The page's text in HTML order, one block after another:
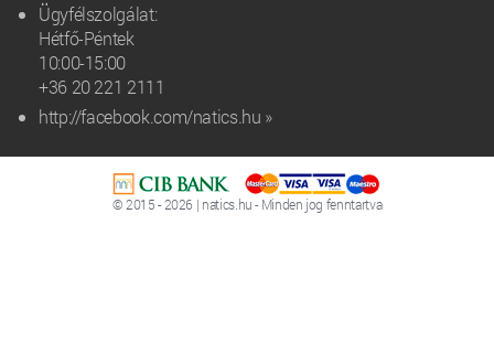
Ügyfélszolgálat:
Hétfő-Péntek
10:00-15:00
+36 20 221 2111‬
http://facebook.com/natics.hu »
© 2015 - 2026 | natics.hu - Minden jog fenntartva